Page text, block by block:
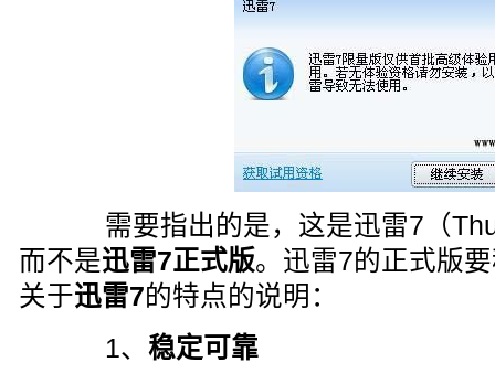
需要指出的是，这是迅雷7（
而不是迅雷7正式版。迅雷7的正式版
关于迅雷7的特点的说明：
1、稳定可靠